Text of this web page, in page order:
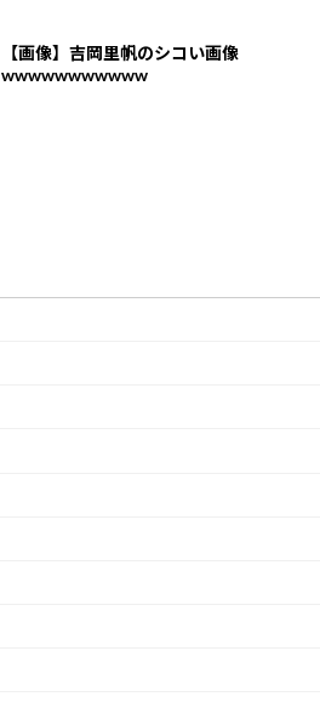
【画像】吉岡里帆のシコい画像
wwwwwwwwwww